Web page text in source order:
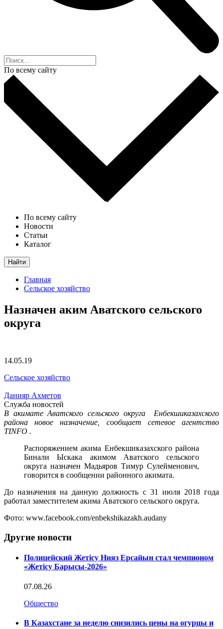
По всему сайту
По всему сайту
Новости
Статьи
Каталог
Найти
Главная
Сельское хозяйство
Назначен аким Аватского сельского
округа
14.05.19
Сельское хозяйство
Данияр Ахметов
Служба новостей
В акимате Аватского сельского округа Енбекшиказахского
района новое назначение, сообщает сетевое агентство
TINFO .
Распоряжением акима Енбекшиказахского района
Бинали Ыскака акимом Аватского сельского
округа назначен Мадьяров Тимур Сулейменович,
говорится в сообщении районного акимата.
До назначения на данную должность с 31 июля 2018 года
работал заместителем акима Аватского сельского округа.
Фото: www.facebook.com/enbekshikazakh.audany
Другие новости
Полицейский Жетісу Нияз Ерсайын стал чемпионом
«Жетісу Барысы-2026»
07.08.26
Общество
В Казахстане за неделю снизились цены на огурцы и